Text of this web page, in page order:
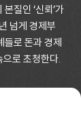
질인 ‘신뢰’가
넘게 경제부
들로 돈과 경제
로 초청한다.